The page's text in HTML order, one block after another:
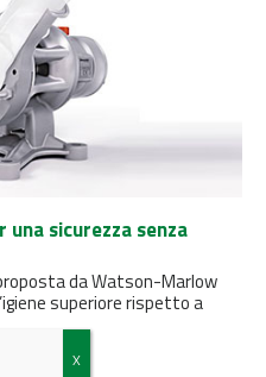
sicurezza senza
da Watson-Marlow
superiore rispetto a